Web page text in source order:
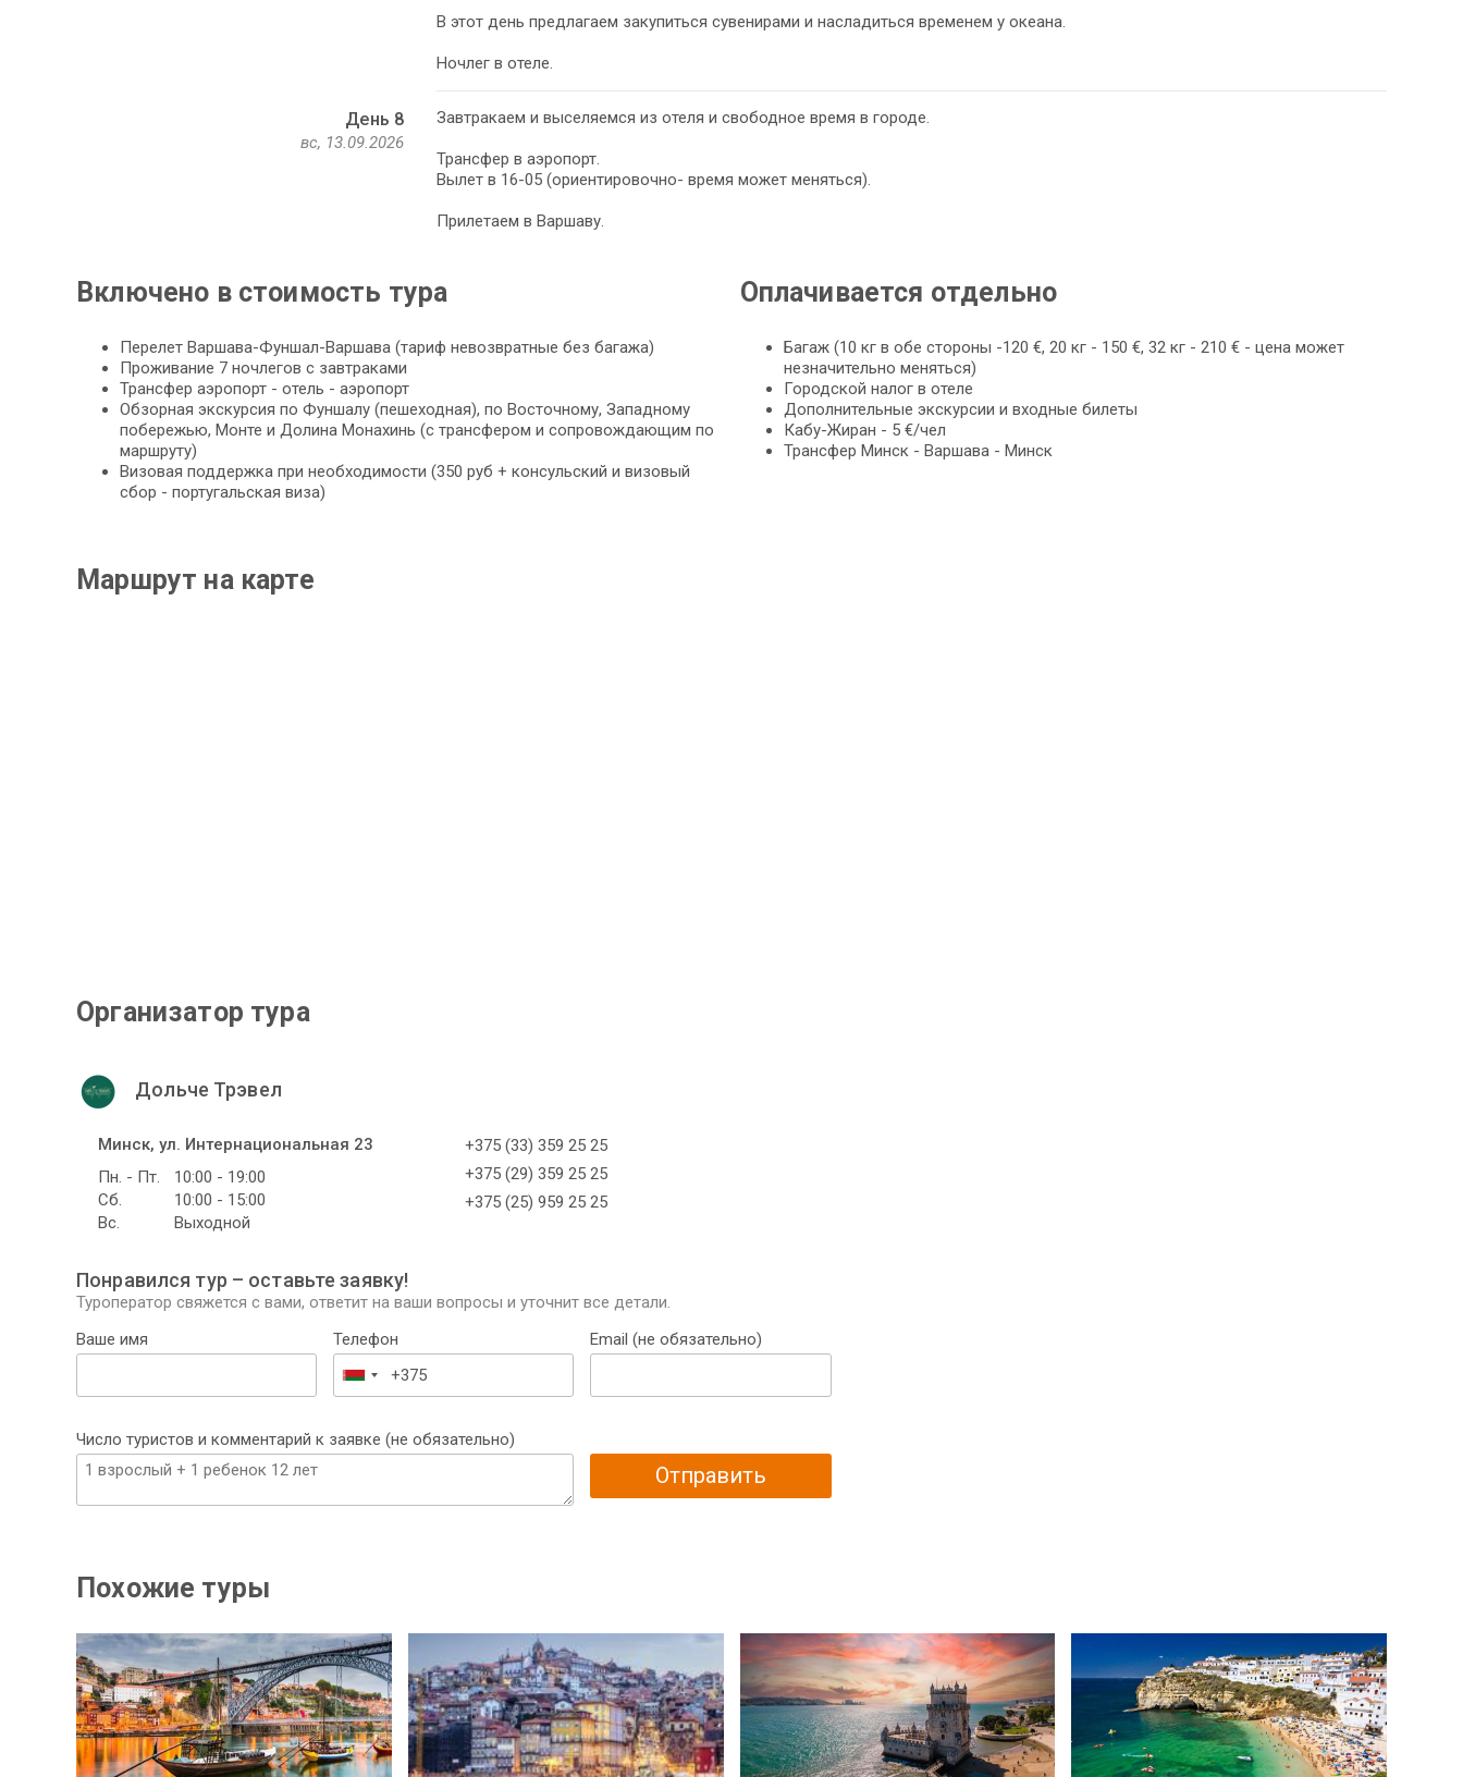
В этот день предлагаем закупиться сувенирами и насладиться временем у океана.
Ночлег в отеле.
День 8
вс, 13.09.2026
Завтракаем и выселяемся из отеля и свободное время в городе.
Трансфер в аэропорт.
Вылет в 16-05 (ориентировочно- время может меняться).
Прилетаем в Варшаву.
Включено в стоимость тура
Перелет Варшава-Фуншал-Варшава (тариф невозвратные без багажа)
Проживание 7 ночлегов с завтраками
Трансфер аэропорт - отель - аэропорт
Обзорная экскурсия по Фуншалу (пешеходная), по Восточному, Западному
побережью, Монте и Долина Монахинь (с трансфером и сопровождающим по
маршруту)
Визовая поддержка при необходимости (350 руб + консульский и визовый
сбор - португальская виза)
Оплачивается отдельно
Багаж (10 кг в обе стороны -120 €, 20 кг - 150 €, 32 кг - 210 € - цена может
незначительно меняться)
Городской налог в отеле
Дополнительные экскурсии и входные билеты
Кабу-Жиран - 5 €/чел
Трансфер Минск - Варшава - Минск
Маршрут на карте
Организатор тура
Дольче Трэвел
Минск, ул. Интернациональная 23
Пн. - Пт.
10:00 - 19:00
Сб.
10:00 - 15:00
Вс.
Выходной
+375 (33) 359 25 25
+375 (29) 359 25 25
+375 (25) 959 25 25
Понравился тур – оставьте заявку!
Туроператор свяжется с вами, ответит на ваши вопросы и уточнит все детали.
Ваше имя
Телефон
Беларусь
+375
Email (не обязательно)
Число туристов и комментарий к заявке (не обязательно)
Отправить
Похожие туры